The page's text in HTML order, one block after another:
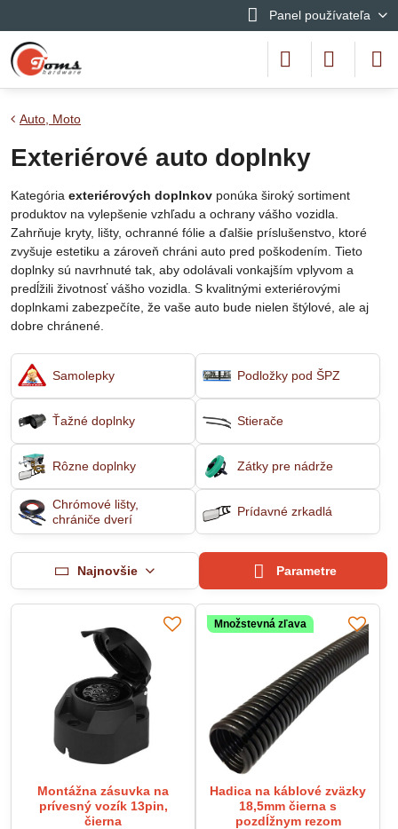
Panel používateľa
Auto, Moto
Exteriérové auto doplnky
Kategória exteriérových doplnkov ponúka široký sortiment
produktov na vylepšenie vzhľadu a ochrany vášho vozidla.
Zahrňuje kryty, lišty, ochranné fólie a ďalšie príslušenstvo, ktoré
zvyšuje estetiku a zároveň chráni auto pred poškodením. Tieto
doplnky sú navrhnuté tak, aby odolávali vonkajším vplyvom a
predĺžili životnosť vášho vozidla. S kvalitnými exteriérovými
doplnkami zabezpečíte, že vaše auto bude nielen štýlové, ale aj
dobre chránené.
Samolepky Podložky pod ŠPZ
Ťažné doplnky Stierače
Rôzne doplnky Zátky pre nádrže
Chrómové lišty,
chrániče dverí
Prídavné zrkadlá
Najnovšie Parametre
Montážna zásuvka na
prívesný vozík 13pin,
čierna
Množstevná zľava
Hadica na káblové zväzky
18,5mm čierna s
pozdĺžnym rezom